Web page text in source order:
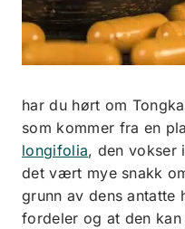
har du hørt om
som kommer fra en
longifolia, den vokser
det vært mye snakk
grunn av dens antatte
fordeler og at den